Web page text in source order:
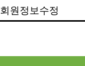
회원정보수정